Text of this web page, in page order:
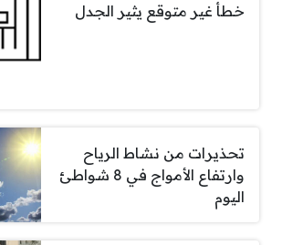
خطأ غير متوقع يثير الجدل
تحذيرات من نشاط الرياح
وارتفاع الأمواج في 8 شواطئ
اليوم